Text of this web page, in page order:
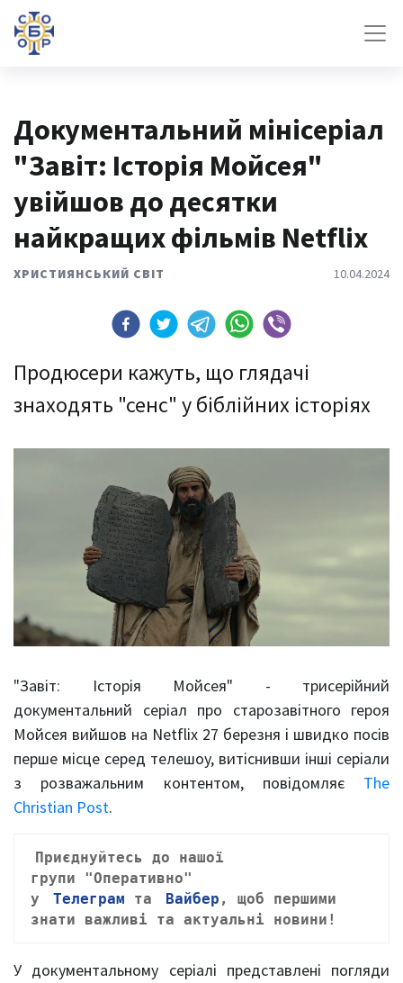
Документальний мінісеріал
"Завіт: Історія Мойсея"
увійшов до десятки
найкращих фільмів Netflix
ХРИСТИЯНСЬКИЙ СВІТ 10.04.2024
Продюсери кажуть, що глядачі
знаходять "сенс" у біблійних історіях
"Завіт: Історія Мойсея" - трисерійний
документальний серіал про старозавітного героя
Мойсея вийшов на Netflix 27 березня і швидко посів
перше місце серед телешоу, витіснивши інші серіали
з розважальним контентом, повідомляє The
Christian Post.
Приєднуйтесь до нашої
групи "Оперативно"
у
Телеграм та Вайбер , щоб першими
знати важливі та актуальні новини!
У документальному серіалі представлені погляди